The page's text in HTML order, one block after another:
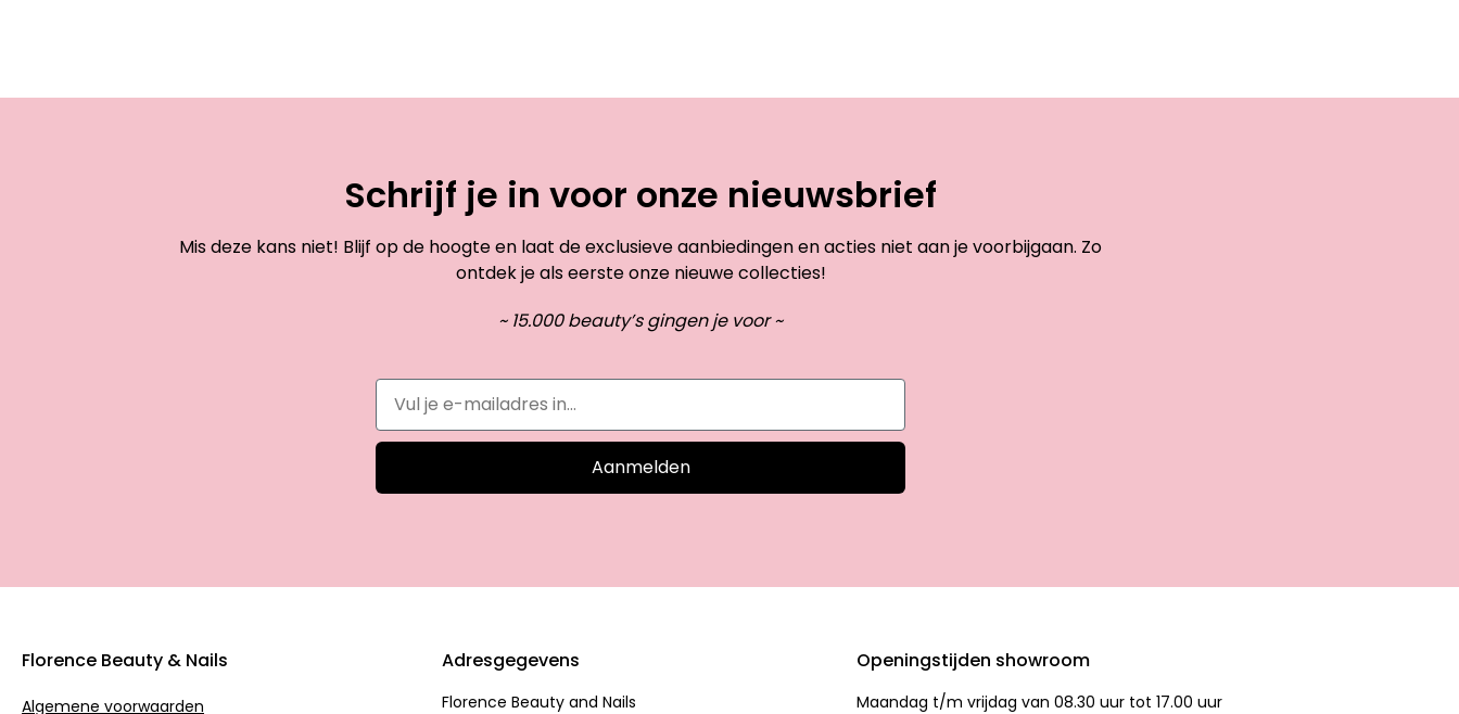
Schrijf je in voor onze nieuwsbrief
Mis deze kans niet! Blijf op de hoogte en laat de exclusieve aanbiedingen en acties niet aan je voorbijgaan. Zo
ontdek je als eerste onze nieuwe collecties!
~ 15.000 beauty’s gingen je voor ~
Aanmelden
Florence Beauty & Nails
Algemene voorwaarden
Adresgegevens
Florence Beauty and Nails
Openingstijden showroom
Maandag t/m vrijdag van 08.30 uur tot 17.00 uur